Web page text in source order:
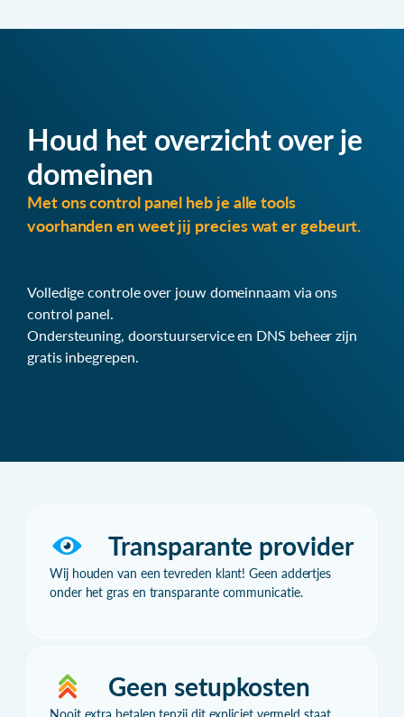
Houd het overzicht over je
domeinen
Met ons control panel heb je alle tools
voorhanden en weet jij precies wat er gebeurt.
Volledige controle over jouw domeinnaam via ons
control panel.
Ondersteuning, doorstuurservice en DNS beheer zijn
gratis inbegrepen.
Transparante provider
Wij houden van een tevreden klant! Geen addertjes
onder het gras en transparante communicatie.
Geen setupkosten